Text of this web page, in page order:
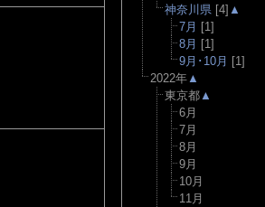
神奈川県 [4] ▲
7月 [1]
8月 [1]
9月･10月 [1]
2022年▲
東京都▲
6月
7月
8月
9月
10月
11月